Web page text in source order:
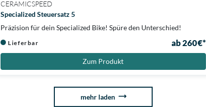
CERAMICSPEED
Specialized Steuersatz 5
Präzision für dein Specialized Bike! Spüre den Unterschied!
Lieferbar ab 260 €*
Zum Produkt
mehr laden